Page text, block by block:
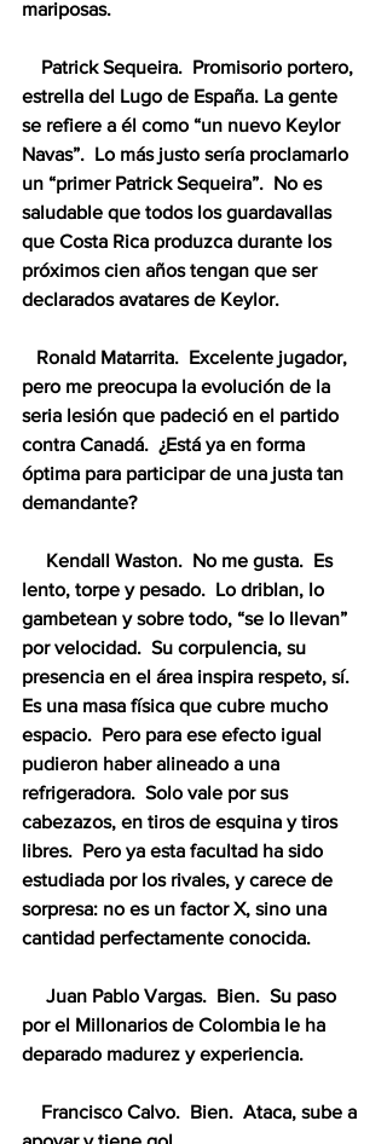
mariposas.
estrella del Lugo de España. La gente
se refiere a él como “un nuevo Keylor
Navas”.  Lo más justo sería proclamarlo
un “primer Patrick Sequeira”.  No es
saludable que todos los guardavallas
que Costa Rica produzca durante los
próximos cien años tengan que ser
declarados avatares de Keylor.
pero me preocupa la evolución de la
seria lesión que padeció en el partido
contra Canadá.  ¿Está ya en forma
óptima para participar de una justa tan
demandante?
lento, torpe y pesado.  Lo driblan, lo
gambetean y sobre todo, “se lo llevan”
por velocidad.  Su corpulencia, su
presencia en el área inspira respeto, sí.
Es una masa física que cubre mucho
espacio.  Pero para ese efecto igual
pudieron haber alineado a una
refrigeradora.  Solo vale por sus
cabezazos, en tiros de esquina y tiros
libres.  Pero ya esta facultad ha sido
estudiada por los rivales, y carece de
sorpresa: no es un factor X, sino una
cantidad perfectamente conocida.
por el Millonarios de Colombia le ha
deparado madurez y experiencia.